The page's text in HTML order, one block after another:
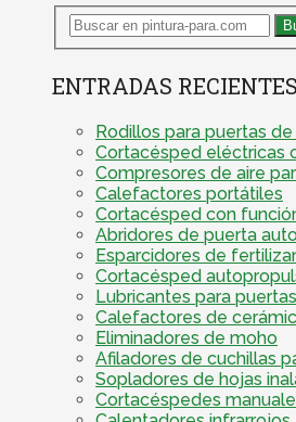
ENTRADAS RECIENTES
Rodillos para puertas
Cortacésped eléctricas
Compresores de aire
Calefactores portátiles
Cortacésped con
Abridores de puerta
Esparcidores de
Cortacésped
Lubricantes para
Calefactores de
Eliminadores de moho
Afiladores de cuchillas
Sopladores de hojas
Cortacéspedes